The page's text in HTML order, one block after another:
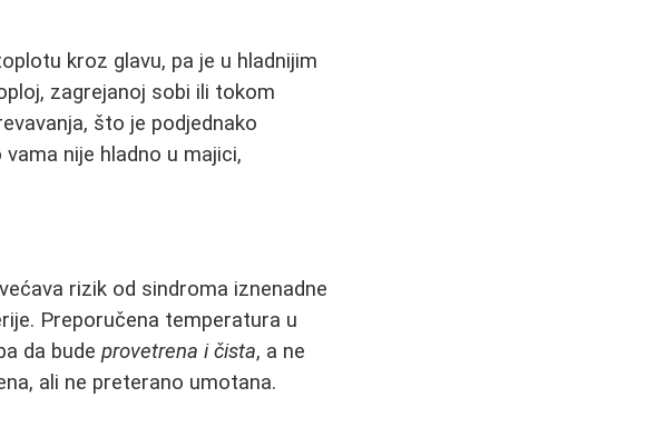
kroz glavu, pa je u hladnijim
zagrejanoj sobi ili tokom
što je podjednako
vama nije hladno u majici,
rizik od sindroma iznenadne
Preporučena temperatura u
da budeprovetrena i čista, a ne
ali ne preterano umotana.